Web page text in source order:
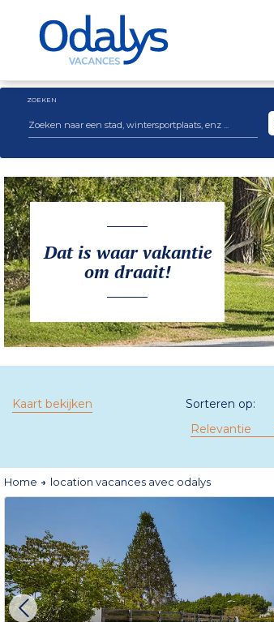
ZOEKEN
Dat is waar vakantie
om draait!
Kaart bekijken
Sorteren op:
Relevantie
Home location vacances avec odalys